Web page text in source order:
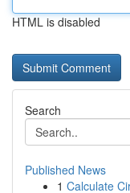
HTML is disabled
Search
Published News
1 Calculate